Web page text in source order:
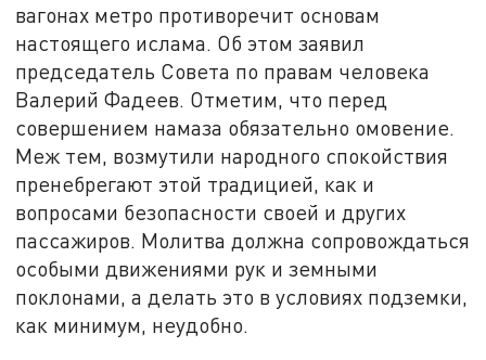
вагонах метро противоречит основам
настоящего ислама. Об этом заявил
председатель Совета по правам человека
Валерий Фадеев. Отметим, что перед
совершением намаза обязательно омовение.
Меж тем, возмутили народного спокойствия
пренебрегают этой традицией, как и
вопросами безопасности своей и других
пассажиров. Молитва должна сопровождаться
особыми движениями рук и земными
поклонами, а делать это в условиях подземки,
как минимум, неудобно.